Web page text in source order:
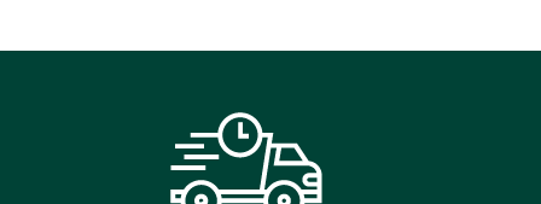
era